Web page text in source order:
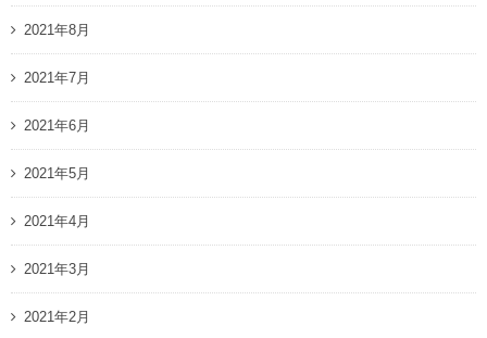
2021年8月
2021年7月
2021年6月
2021年5月
2021年4月
2021年3月
2021年2月